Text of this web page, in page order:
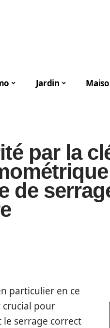
Jardin
par la
de
particulier en ce
crucial pour
le serrage correct